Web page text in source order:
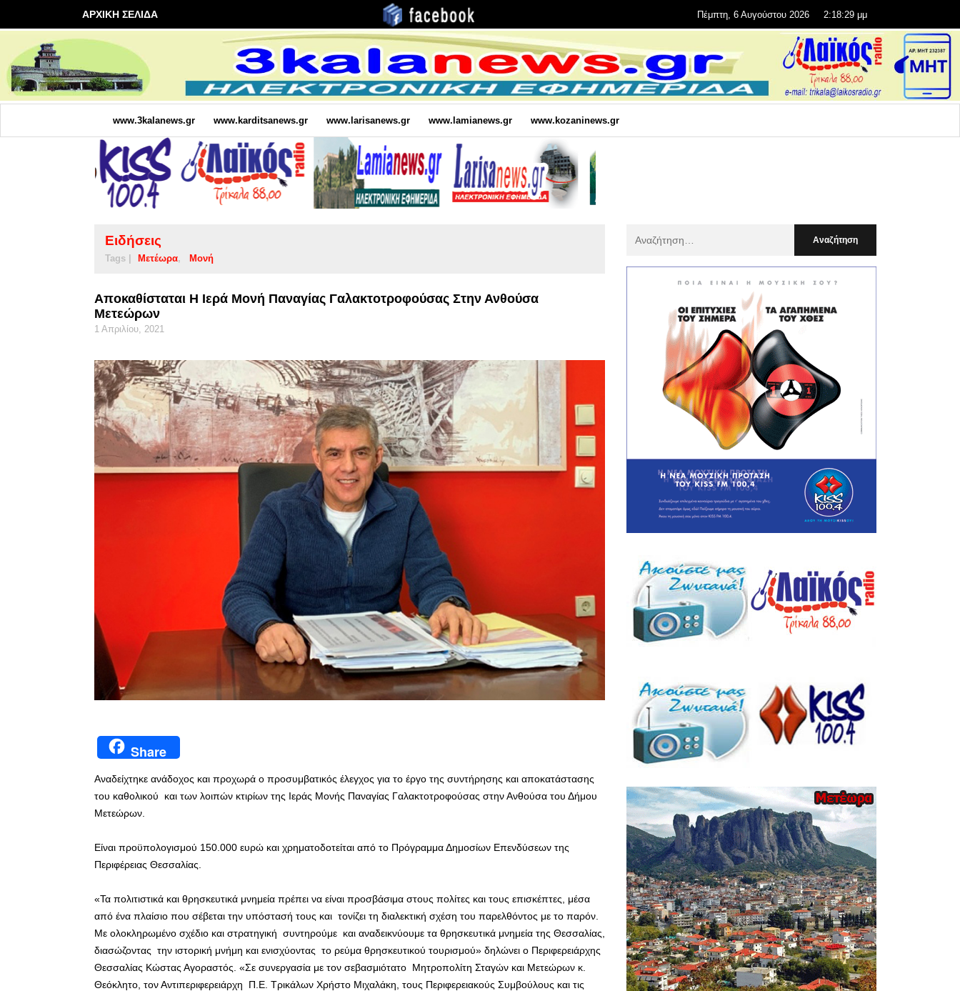
ΑΡΧΙΚΗ ΣΕΛΙΔΑ Πέμπτη, 6 Αυγούστου 2026 2:18:31 μμ
www.3kalanews.gr www.karditsanews.gr www.larisanews.gr www.lamianews.gr www.kozaninews.gr
Ειδήσεις
Tags | Μετέωρα Μονή
Αποκαθίσταται Η Ιερά Μονή Παναγίας Γαλακτοτροφούσας Στην Ανθούσα
Μετεώρων
1 Απριλίου, 2021
Share
Αναδείχτηκε ανάδοχος και προχωρά ο προσυμβατικός έλεγχος για το έργο της συντήρησης και αποκατάστασης
του καθολικού και των λοιπών κτιρίων της Ιεράς Μονής Παναγίας Γαλακτοτροφούσας στην Ανθούσα του Δήμου
Μετεώρων.
Είναι προϋπολογισμού 150.000 ευρώ και χρηματοδοτείται από το Πρόγραμμα Δημοσίων Επενδύσεων της
Περιφέρειας Θεσσαλίας.
«Τα πολιτιστικά και θρησκευτικά μνημεία πρέπει να είναι προσβάσιμα στους πολίτες και τους επισκέπτες, μέσα
από ένα πλαίσιο που σέβεται την υπόστασή τους και τονίζει τη διαλεκτική σχέση του παρελθόντος με το παρόν.
Με ολοκληρωμένο σχέδιο και στρατηγική συντηρούμε και αναδεικνύουμε τα θρησκευτικά μνημεία της Θεσσαλίας,
διασώζοντας την ιστορική μνήμη και ενισχύοντας το ρεύμα θρησκευτικού τουρισμού» δηλώνει ο Περιφερειάρχης
Θεσσαλίας Κώστας Αγοραστός. «Σε συνεργασία με τον σεβασμιότατο Μητροπολίτη Σταγών και Μετεώρων κ.
Θεόκλητο, τον Αντιπεριφερειάρχη Π.Ε. Τρικάλων Χρήστο Μιχαλάκη, τους Περιφερειακούς Συμβούλους και τις
: